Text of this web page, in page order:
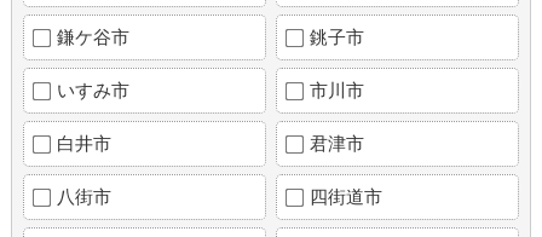
鎌ケ谷市 銚子市
いすみ市 市川市
白井市 君津市
八街市 四街道市